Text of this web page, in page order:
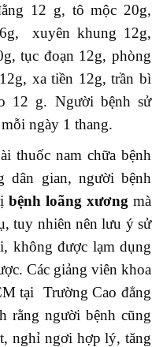
12 g, tô mộc 20g,
xuyên khung 12g,
tục đoạn 12g, phòng
xa tiền 12g, trần bì
12 g. Người bệnh sử
ngày 1 thang.
thuốc nam chữa bệnh
dân gian, người bệnh
bệnh loãng xương mà
tuy nhiên nên lưu ý sử
không được lạm dụng
Các giảng viên khoa
tại Trường Cao đẳng
rằng người bệnh cũng
nghỉ ngơi hợp lý, tăng